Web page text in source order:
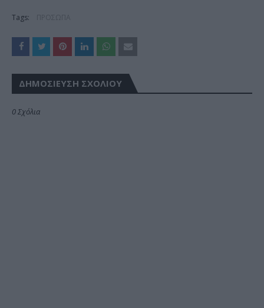
Tags:
ΔΗΜΟΣΊΕΥΣΗ ΣΧΟΛΊΟΥ
0 Σχόλια